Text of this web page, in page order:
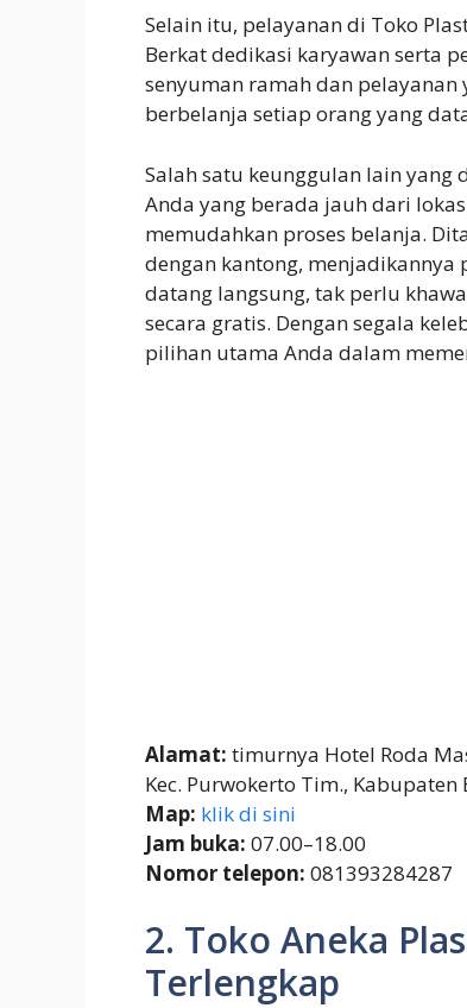
Selain itu, pelayanan di Toko
Berkat dedikasi karyawan serta
senyuman ramah dan
berbelanja setiap orang yang
Salah satu keunggulan lain yang
Anda yang berada jauh dari
memudahkan proses belanja.
dengan kantong,
datang langsung, tak perlu
secara gratis. Dengan segala
pilihan utama Anda dalam
Alamat: timurnya Hotel Roda
Kec. Purwokerto Tim., Kabupaten
Map: klik di sini
Jam buka: 07.00–18.00
Nomor telepon: 081393284287
2. Toko Aneka
Terlengkap